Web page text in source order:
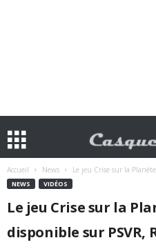
Accueil News Le jeu Crise sur la
NEWS VIDÉOS
Le jeu Crise sur la
disponible sur PSVR,